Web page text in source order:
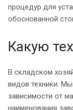
процедур для
обоснованной
Какую
В складском
видов техники.
зависимости от
наименования